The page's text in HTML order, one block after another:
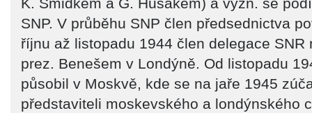
K. Smidkem a G. Husákem) a význ. se
SNP. V průběhu SNP člen předsednictva
říjnu až listopadu 1944 člen delegace SNR
prez. Benešem v Londýně. Od listopadu
působil v Moskvě, kde se na jaře 1945
představiteli moskevského a londýnského